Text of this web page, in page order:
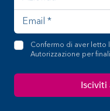
Confermo di aver letto
Autorizzazione per
Isciviti